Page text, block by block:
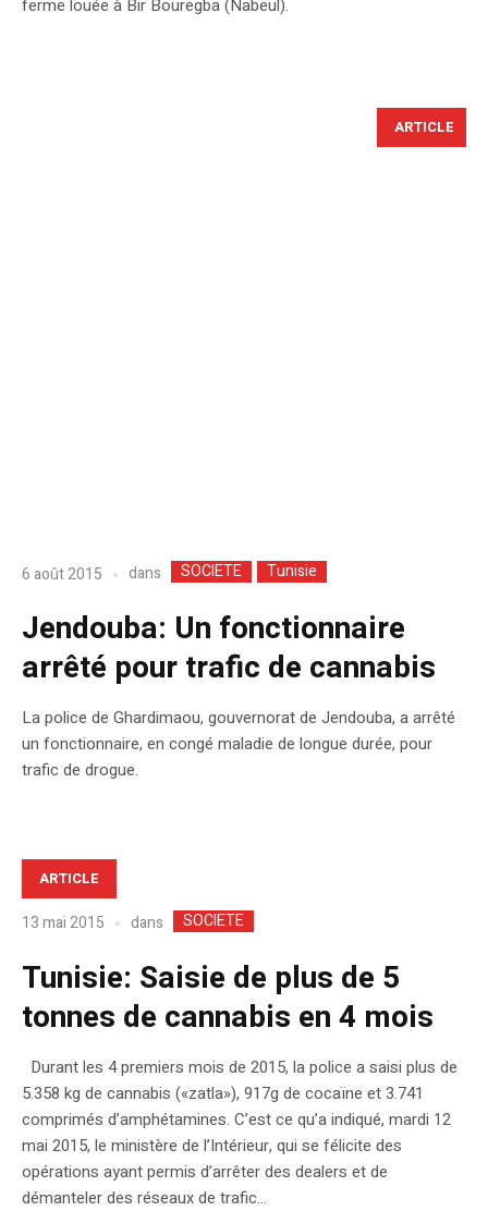
ferme louée à Bir Bouregba (Nabeul).
ARTICLE
6 août 2015 dans SOCIETE Tunisie
Jendouba: Un fonctionnaire
arrêté pour trafic de cannabis
La police de Ghardimaou, gouvernorat de Jendouba, a arrêté
un fonctionnaire, en congé maladie de longue durée, pour
trafic de drogue.
ARTICLE
13 mai 2015 dans SOCIETE
Tunisie: Saisie de plus de 5
tonnes de cannabis en 4 mois
Durant les 4 premiers mois de 2015, la police a saisi plus de
5.358 kg de cannabis («zatla»), 917g de cocaïne et 3.741
comprimés d’amphétamines. C’est ce qu’a indiqué, mardi 12
mai 2015, le ministère de l’Intérieur, qui se félicite des
opérations ayant permis d’arrêter des dealers et de
démanteler des réseaux de trafic...